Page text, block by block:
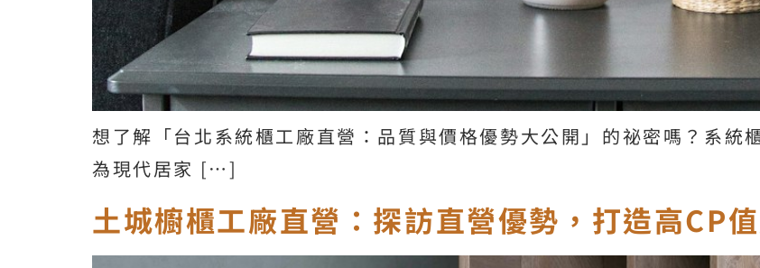
想了解「台北系統櫃工廠直營：品質與價格優勢大公開」的祕密嗎？系統
為現代居家 […]
土城櫥櫃工廠直營：探訪直營優勢，打造高CP